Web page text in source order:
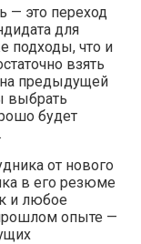
— это переход
для
подходы, что и
взять
предыдущей
выбрать
будет
от нового
в его резюме
и любое
опыте —